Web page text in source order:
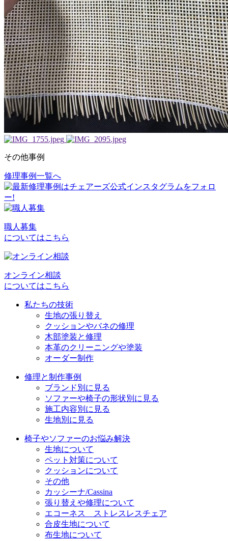
その他事例
投
稿
ナ
ビ
ゲ
ー
シ
ョ
修理事例一覧へ
職人募集
についてはこちら
オンライン相談
についてはこちら
私たちの技術
生地の張り替え
クッションやバネの修理
木部塗装と修理
本革のクリーニングや塗装
オーダー制作
修理と制作事例
ブランド別に見る
ソファーや椅子の形状別に見る
施工内容別に見る
生地別に見る
椅子やソファーのお悩み解決
生地について
ペット対策について
クッションについて
その他
カッシーナ/Cassina
張り替えや修理について
エコーネス ストレスレスチェア
合皮生地について
布生地について